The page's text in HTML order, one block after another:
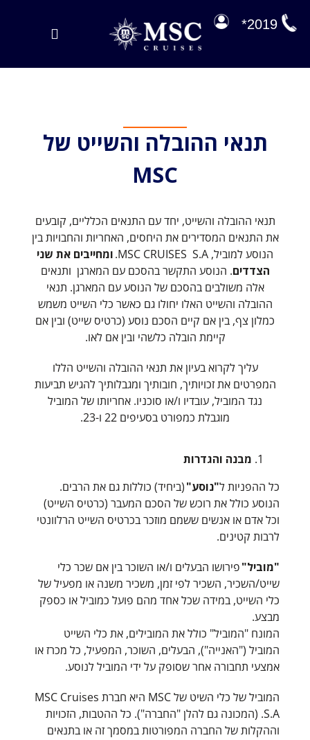
לתוכן
Toggle
על הסיפון
2019*
תנאי ההובלה והשייט של
MSC
תנאי ההובלה והשייט, יחד עם התנאים הכלליים, קובעים
את התנאים המסדירים את היחסים, האחריות והחבויות בין
הנוסע למוביל, MSC CRUISES S.A.
ומחייבים את שני
הצדדים. הנוסע התקשר בהסכם עם המארגן ותנאים
אלה משולבים בהסכם של הנוסע עם המארגן. תנאי
ההובלה והשייט האלו יחולו גם כאשר כלי השייט משמש
כמלון צף, בין אם קיים הסכם נוסע (כרטיס שייט) ובין אם
קיימת הובלה כלשהי ובין אם לאו.
עליך לקרוא בעיון את תנאי ההובלה והשייט הללו
המפרטים את זכויותיך, חובותיך ומגבלותיך להגיש תביעות
נגד המוביל, עובדיו ו/או סוכניו. אחריותו של המוביל
מוגבלת כמפורט בסעיפים 22 ו-23.
מבנה והגדרות
כל ההפניות ל"נוסע"(ביחיד) כוללות גם את הרבים.
הנוסע כולל את רוכש של הסכם המעבר (כרטיס השייט)
וכל אדם או אנשים ששמם מוזכר בכרטיס השייט הרלוונטי
לרבות קטינים.
"מוביל"פירושו הבעלים ו/או השוכר בין אם שכר כלי
שייט/השכיר, השכיר לפי זמן, משכיר משנה או מפעיל של
כלי השייט, במידה שכל אחד מהם פועל כמוביל או כספק
מבצע.
המונח "המוביל" כולל את המובילים, את כלי השייט
המוביל ("האנייה"), הבעלים, השוכר, המפעיל, כל מכרז או
אמצעי תחבורה אחר שסופק על ידי המוביל לנוסע.
המוביל של כלי השיט של MSC היא חברת MSC Cruises
S.A. (המכונה גם להלן "החברה"). כל ההטבות, הזכויות
וההקלות של החברה המפורטות במסמך זה או בתנאים